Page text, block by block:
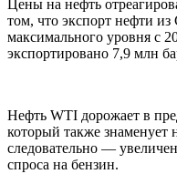
Цены на нефть
том, что экспорт нефти
максимального уровня с
экспортировано 7,9 млн
Нефть WTI дорожает в
который также знаменует
следовательно —
спроса на бензин.